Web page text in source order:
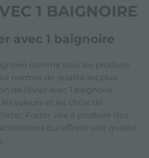
1 BAIGNOIRE
avec 1 baignoire
comme tous les produits
normes de qualité les plus
de l'évier avec 1 baignoire
valeurs et les choix de
Foster vise à produire des
qui offrent une qualité